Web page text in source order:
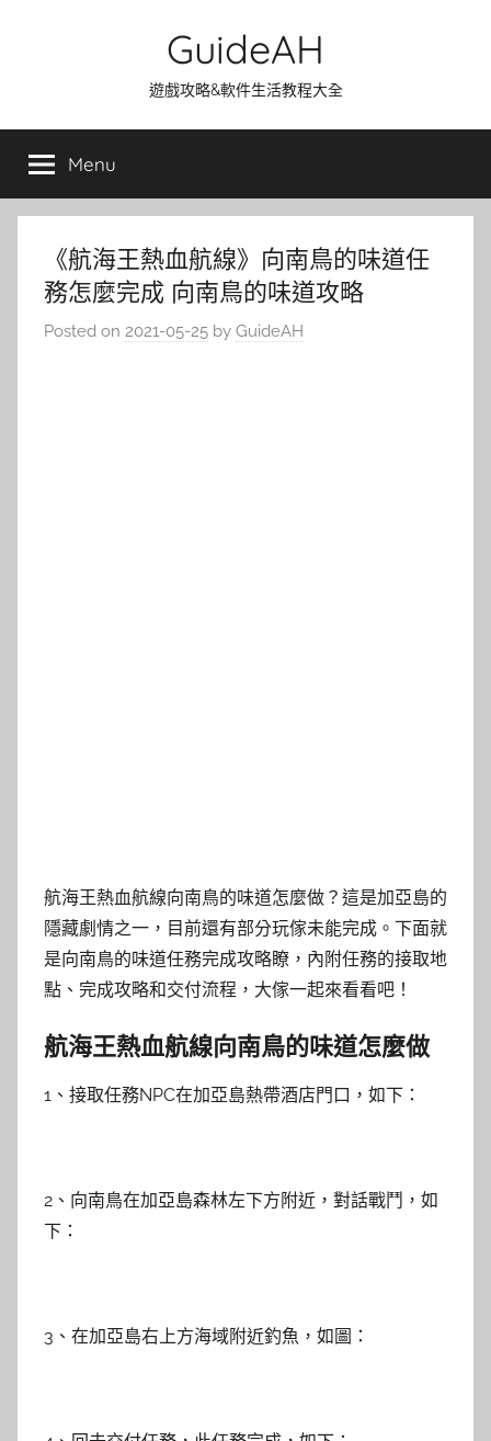
GuideAH
遊戲攻略&軟件生活教程大全
Menu
《航海王熱血航線》向南鳥的味道任
務怎麼完成 向南鳥的味道攻略
Posted on 2021-05-25 by GuideAH
航海王熱血航線向南鳥的味道怎麼做？這是加亞島的
隱藏劇情之一，目前還有部分玩傢未能完成。下面就
是向南鳥的味道任務完成攻略瞭，內附任務的接取地
點、完成攻略和交付流程，大傢一起來看看吧！
航海王熱血航線向南鳥的味道怎麼做
1、接取任務NPC在加亞島熱帶酒店門口，如下：
2、向南鳥在加亞島森林左下方附近，對話戰鬥，如
下：
3、在加亞島右上方海域附近釣魚，如圖：